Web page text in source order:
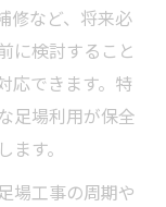
修など、将来必
に検討すること
応できます。特
足場利用が保全
す。
場工事の周期や